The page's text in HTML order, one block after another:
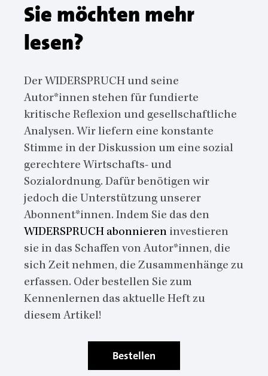
Sie möchten mehr
lesen?
Der WIDERSPRUCH und seine
Autor*innen stehen für fundierte
kritische Reflexion und gesellschaftliche
Analysen. Wir liefern eine konstante
Stimme in der Diskussion um eine sozial
gerechtere Wirtschafts- und
Sozialordnung. Dafür benötigen wir
jedoch die Unterstützung unserer
Abonnent*innen. Indem Sie das den
WIDERSPRUCH abonnieren investieren
sie in das Schaffen von Autor*innen, die
sich Zeit nehmen, die Zusammenhänge zu
erfassen. Oder bestellen Sie zum
Kennenlernen das aktuelle Heft zu
diesem Artikel!
Bestellen